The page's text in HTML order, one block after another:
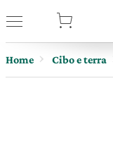
Home Cibo e terra